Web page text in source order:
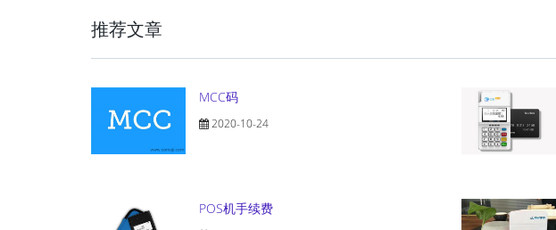
推荐文章
MCC码
2020-10-24
POS机手续费